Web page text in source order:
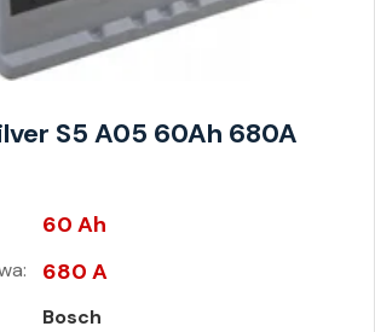
S5 A05 60Ah 680A
60 Ah
680 A
Bosch